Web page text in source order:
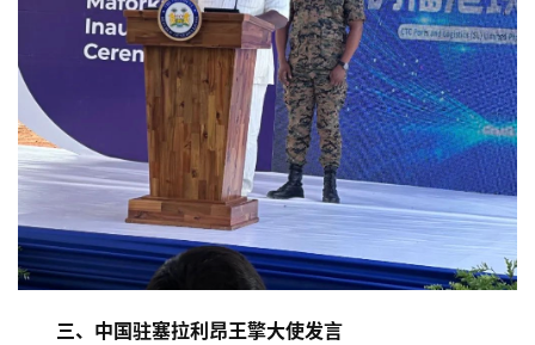
三、中国驻塞拉利昂王擎大使发言